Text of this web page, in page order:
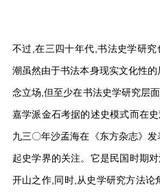
不过,在三四十年代,书法史学研
潮虽然由于书法本身现实文化性
念立场,但至少在书法史学研究层
嘉学派金石考据的述史模式而在
九三〇年沙孟海在《东方杂志》
起史学界的关注。它是民国时期
开山之作,同时,从史学研究方法